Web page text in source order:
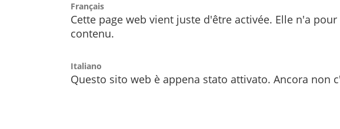
Français
Cette page web vient juste d'être activée. Elle n'a
contenu.
Italiano
Questo sito web è appena stato attivato. Ancora non